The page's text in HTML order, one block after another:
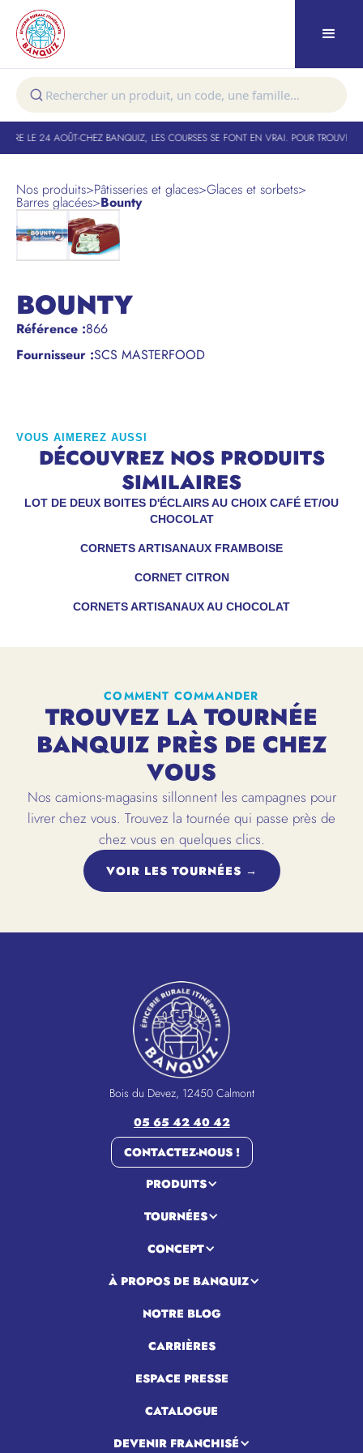
LE 24 AOÛT-CHEZ BANQUIZ, LES COURSES SE FONT EN VRAI. POUR TROUVER
Nos produits>Pâtisseries et glaces>Glaces et sorbets>
Barres glacées>Bounty
BOUNTY
Référence :866
Fournisseur :SCS MASTERFOOD
VOUS AIMEREZ AUSSI
DÉCOUVREZ NOS PRODUITS
SIMILAIRES
LOT DE DEUX BOITES D'ÉCLAIRS AU CHOIX CAFÉ ET/OU
CHOCOLAT
CORNETS ARTISANAUX FRAMBOISE
CORNET CITRON
CORNETS ARTISANAUX AU CHOCOLAT
COMMENT COMMANDER
TROUVEZ LA TOURNÉE
BANQUIZ PRÈS DE CHEZ
VOUS
Nos camions-magasins sillonnent les campagnes pour
livrer chez vous. Trouvez la tournée qui passe près de
chez vous en quelques clics.
VOIR LES TOURNÉES →
Bois du Devez, 12450 Calmont
05 65 42 40 42
CONTACTEZ-NOUS !
PRODUITS
TOURNÉES
CONCEPT
À PROPOS DE BANQUIZ
NOTRE BLOG
CARRIÈRES
ESPACE PRESSE
CATALOGUE
DEVENIR FRANCHISÉ